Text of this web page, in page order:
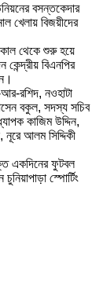
বসন্তকেদার
খেলায় বিজয়ীদের
থেকে শুরু হয়ে
কেন্দ্রীয় বিএনপির
রশিদ, নওহাটা
বকুল, সদস্য সচিব
কাজিম উদ্দিন,
নূরে আলম সিদ্দিকী
একদিনের ফুটবল
স্পোর্টিং